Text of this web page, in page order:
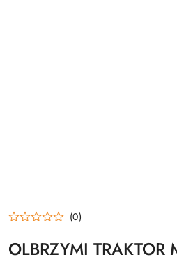
(0)
OLBRZYMI TRAKTOR